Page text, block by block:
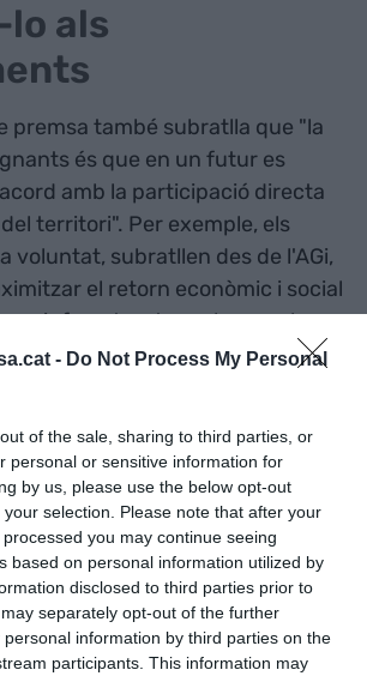
- Do Not Process My Personal
of the sale, sharing to third parties, or
personal or sensitive information for
by us, please use the below opt-out
selection. Please note that after your
you may continue seeing
based on personal information utilized by
disclosed to third parties prior to
separately opt-out of the further
information by third parties on the
participants. This information may
als
premsa també subratlla que "la
és que en un futur es
amb la participació directa
territori". Per exemple, els
voluntat, subratllen des de l'AGi,
el retorn econòmic i social
a infraestructura clau en el
de les comarques gironines".
Generalitat, a través de la
Catalana de Turisme; la
i la Cambra de Comerç de
Empresacom a font preferida de
forma gratuïta
amb les últimes notícies d'actualitat